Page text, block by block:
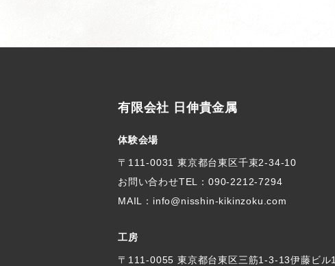
有限会社 日伸貴金属
体験会場
〒111-0031 東京都台東区千束2-34-10
お問い合わせTEL： 090-2212-7294
MAIL：info@nisshin-kikinzoku.com
工房
〒111-0055 東京都台東区三筋1-3-13伊藤ビル